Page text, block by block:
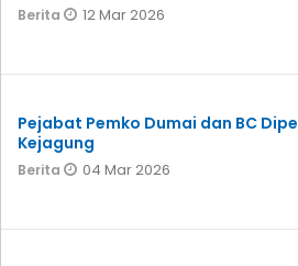
Berita 12 Mar 2026
Pejabat Pemko Dumai dan BC
Kejagung
Berita 04 Mar 2026